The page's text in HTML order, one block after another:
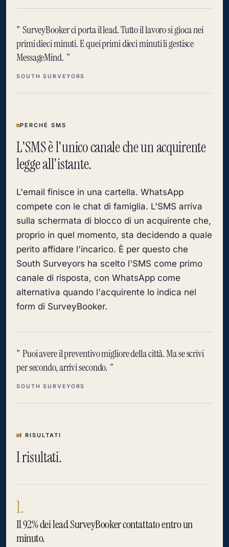
SurveyBooker ci porta il lead. Tutto il lavoro si gioca nei
primi dieci minuti. E quei primi dieci minuti li gestisce
MessageMind.
SOUTH SURVEYORS
PERCHÉ SMS
L'SMS è l'unico canale che un acquirente
legge all'istante.
L'email finisce in una cartella. WhatsApp
compete con le chat di famiglia. L'SMS arriva
sulla schermata di blocco di un acquirente che,
proprio in quel momento, sta decidendo a quale
perito affidare l'incarico. È per questo che
South Surveyors ha scelto l'SMS come primo
canale di risposta, con WhatsApp come
alternativa quando l'acquirente lo indica nel
form di SurveyBooker.
Puoi avere il preventivo migliore della città. Ma se scrivi
per secondo, arrivi secondo.
SOUTH SURVEYORS
I RISULTATI
I risultati.
1.
Il 92% dei lead SurveyBooker contattato entro un
minuto.